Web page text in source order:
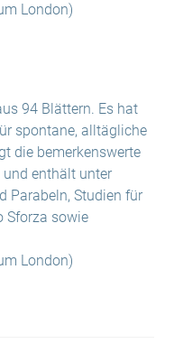
London)
94 Blättern. Es hat
spontane, alltägliche
die bemerkenswerte
enthält unter
Parabeln, Studien für
Sforza sowie
London)